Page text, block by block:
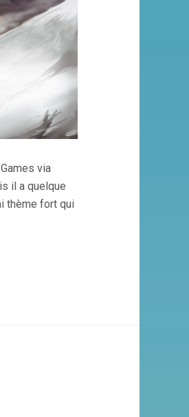
via
il a quelque
thème fort qui